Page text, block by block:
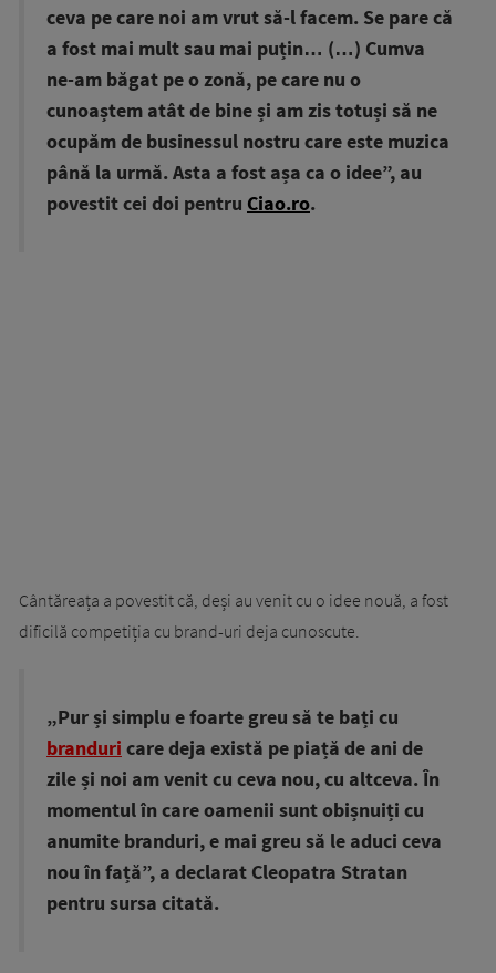
ceva pe care noi am vrut să-l facem. Se pare că
a fost mai mult sau mai puțin… (…) Cumva
ne-am băgat pe o zonă, pe care nu o
cunoaștem atât de bine și am zis totuși să ne
ocupăm de businessul nostru care este muzica
până la urmă. Asta a fost așa ca o idee”, au
povestit cei doi pentru Ciao.ro.
Cântăreața a povestit că, deși au venit cu o idee nouă, a fost
dificilă competiția cu brand-uri deja cunoscute.
„Pur și simplu e foarte greu să te bați cu
branduri care deja există pe piață de ani de
zile și noi am venit cu ceva nou, cu altceva. În
momentul în care oamenii sunt obișnuiți cu
anumite branduri, e mai greu să le aduci ceva
nou în față”, a declarat Cleopatra Stratan
pentru sursa citată.